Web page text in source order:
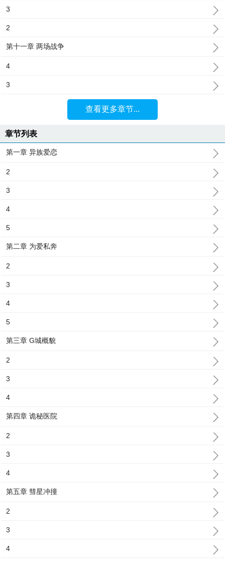
3
2
第十一章 两场战争
4
3
查看更多章节...
章节列表
第一章 异族爱恋
2
3
4
5
第二章 为爱私奔
2
3
4
5
第三章 G城概貌
2
3
4
第四章 诡秘医院
2
3
4
第五章 彗星冲撞
2
3
4